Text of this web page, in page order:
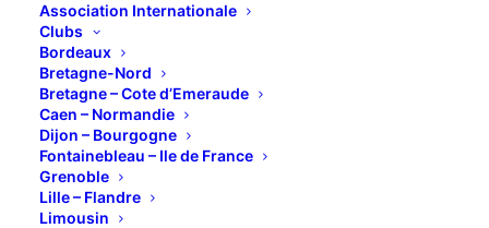
Association Internationale
Clubs
Bordeaux
Bretagne-Nord
Bretagne – Cote d’Emeraude
Caen – Normandie
Dijon – Bourgogne
Fontainebleau – Ile de France
Grenoble
Lille – Flandre
Limousin
Programme 2026
d'avril à juin